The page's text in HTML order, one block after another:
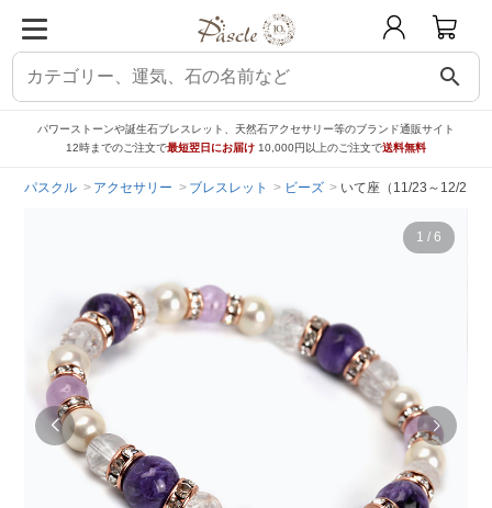
search
パワーストーンや誕生石ブレスレット、天然石アクセサリー等のブランド通販サイト
12時までのご注文で最短翌日にお届け 10,000円以上のご注文で送料無料
パスクル アクセサリー ブレスレット ビーズ いて座（11/23～12/21
1 / 6